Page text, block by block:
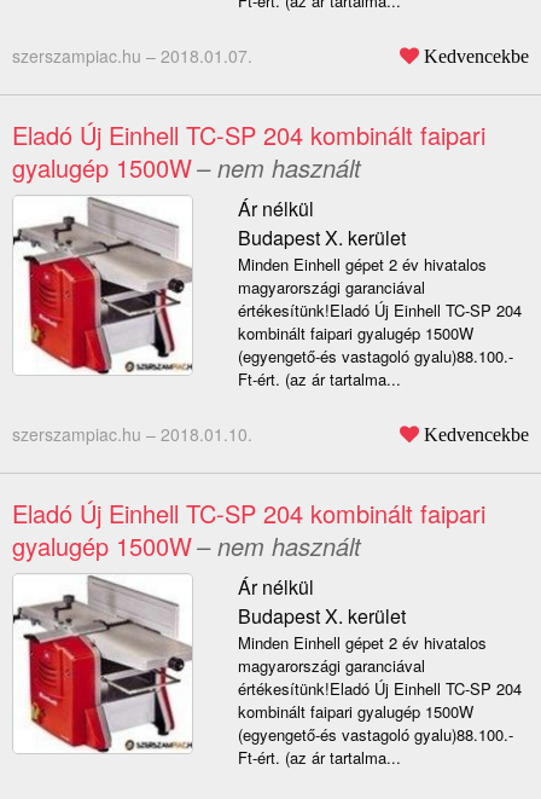
szerszampiac.hu – 2018.01.07. Kedvencekbe
Eladó Új Einhell TC-SP 204 kombinált faipari
gyalugép 1500W– nem használt
Ár nélkül
Budapest X. kerület
Minden Einhell gépet 2 év hivatalos
magyarországi garanciával
értékesítünk!Eladó Új Einhell TC-SP 204
kombinált faipari gyalugép 1500W
(egyengető-és vastagoló gyalu)88.100.-
Ft-ért. (az ár tartalma...
szerszampiac.hu – 2018.01.10. Kedvencekbe
Eladó Új Einhell TC-SP 204 kombinált faipari
gyalugép 1500W– nem használt
Ár nélkül
Budapest X. kerület
Minden Einhell gépet 2 év hivatalos
magyarországi garanciával
értékesítünk!Eladó Új Einhell TC-SP 204
kombinált faipari gyalugép 1500W
(egyengető-és vastagoló gyalu)88.100.-
Ft-ért. (az ár tartalma...